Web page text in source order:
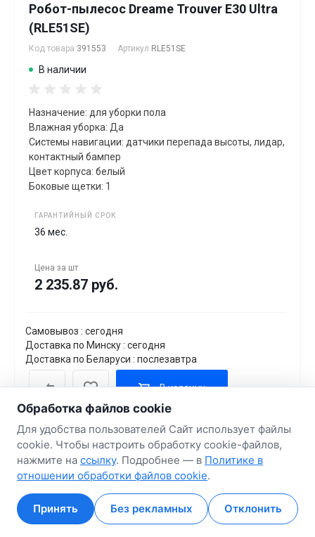
Главная Кабинет Избранные Сравнение
Главная Кабинет Избранные Сравнение
Робот-пылесос Dreame Trouver E30 Ultra
(RLE51SE)
Код товара 391553 Артикул RLE51SE
В наличии
Назначение: для уборки пола
Влажная уборка: Да
Системы навигации: датчики перепада высоты, лидар,
контактный бампер
Цвет корпуса: белый
Боковые щетки: 1
ГАРАНТИЙНЫЙ СРОК
36 мес.
Цена за шт
2 235.87 руб.
Самовывоз : сегодня
Доставка по Минску : сегодня
Доставка по Беларуси : послезавтра
В корзину
Обработка файлов cookie
Для удобства пользователей Сайт использует файлы
cookie. Чтобы настроить обработку cookie-файлов,
нажмите на ссылку. Подробнее — в Политике в
отношении обработки файлов cookie.
Принять Без рекламных Отклонить